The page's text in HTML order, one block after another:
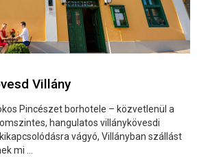
Villány
Pincészet borhotele – közvetlenül a
hangulatos villánykövesdi
vágyó, Villányban szállást
mi ...